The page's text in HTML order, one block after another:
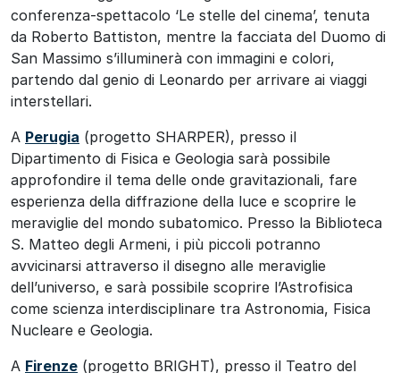
conferenza-spettacolo ‘Le stelle del cinema’, tenuta
da Roberto Battiston, mentre la facciata del Duomo di
San Massimo s’illuminerà con immagini e colori,
partendo dal genio di Leonardo per arrivare ai viaggi
interstellari.
A Perugia (progetto SHARPER), presso il
Dipartimento di Fisica e Geologia sarà possibile
approfondire il tema delle onde gravitazionali, fare
esperienza della diffrazione della luce e scoprire le
meraviglie del mondo subatomico. Presso la Biblioteca
S. Matteo degli Armeni, i più piccoli potranno
avvicinarsi attraverso il disegno alle meraviglie
dell’universo, e sarà possibile scoprire l’Astrofisica
come scienza interdisciplinare tra Astronomia, Fisica
Nucleare e Geologia.
A Firenze (progetto BRIGHT), presso il Teatro del